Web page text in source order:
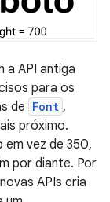
a API antiga
para os
de Font ,
próximo.
vez de 350,
por diante. Por
APIs cria